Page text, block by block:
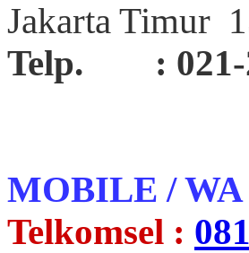
Jakarta Timur
Telp. : 021-
MOBILE / WA
Telkomsel :